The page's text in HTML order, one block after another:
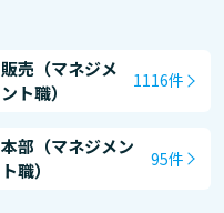
販売（マネジメ
ント職）
1116件
本部（マネジメン
ト職）
95件